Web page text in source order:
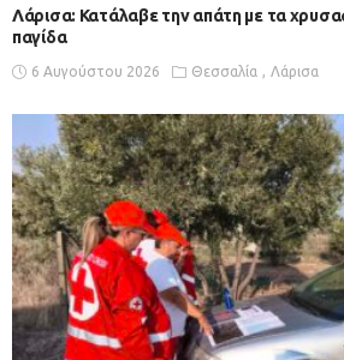
Λάρισα: Κατάλαβε την απάτη με τα
παγίδα
6 Αυγούστου 2026 Θεσσαλία Λάρισα